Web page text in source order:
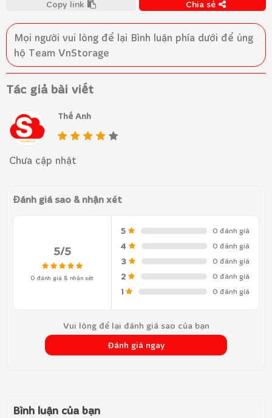
Copy link Chia sẻ
Mọi người vui lòng để lại Bình luận phía dưới để ủng
hộ Team VnStorage
Tác giả bài viết
Thế Anh
Chưa cập nhật
Đánh giá sao & nhận xét
5/5
0 đánh giá & nhận xét
5 0 đánh giá
4 0 đánh giá
3 0 đánh giá
2 0 đánh giá
1 0 đánh giá
Vui lòng để lại đánh giá sao của bạn
Đánh giá ngay
Bình luận của bạn